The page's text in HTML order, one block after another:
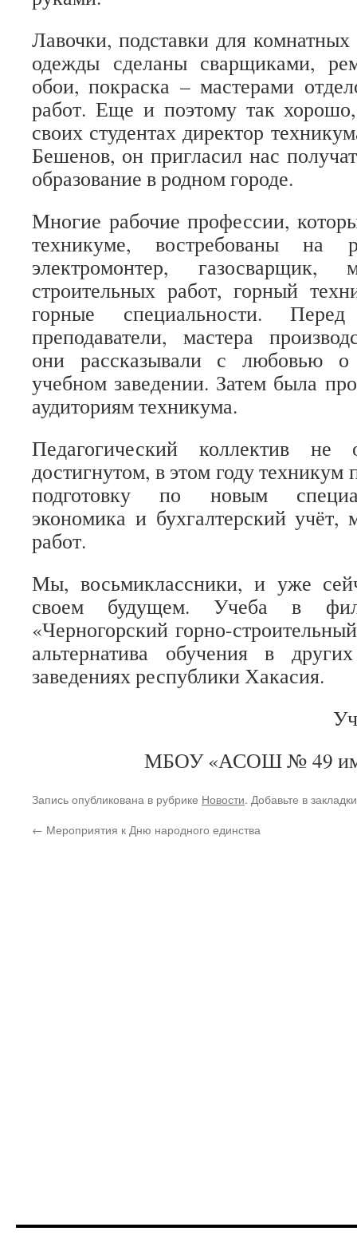
Лавочки, подставки для
одежды сделаны сварщиками,
обои, покраска – мастерами
работ. Еще и поэтому так
своих студентах директор
Бешенов, он пригласил нас
образование в родном городе.
Многие рабочие профессии,
техникуме, востребованы на
электромонтер, газосварщик,
строительных работ, горный
горные специальности.
преподаватели, мастера
они рассказывали с любовью о
учебном заведении. Затем была
аудиториям техникума.
Педагогический коллектив не
достигнутом, в этом году
подготовку по новым
экономика и бухгалтерский учёт,
работ.
Мы, восьмиклассники, и уже
своем будущем. Учеба в
«Черногорский горно-
альтернатива обучения в
заведениях республики Хакасия.
МБОУ «АСОШ № 49
Запись опубликована в рубрике Новости. Добавьте в
← Мероприятия к Дню народного единства